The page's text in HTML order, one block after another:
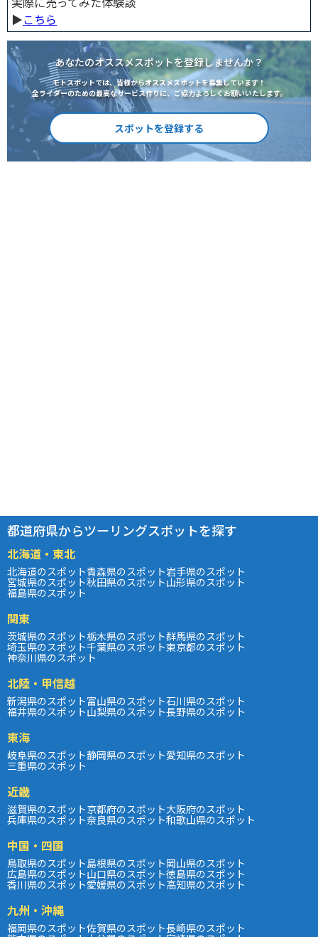
▶︎こちら
あなたのオススメスポットを登録しませんか？
モトスポットでは、皆様からオススメスポットを募集しています！
全ライダーのための最高なサービス作りに、ご協力よろしくお願いいたします。
スポットを登録する
都道府県からツーリングスポットを探す
北海道・東北
北海道のスポット青森県のスポット岩手県のスポット
宮城県のスポット秋田県のスポット山形県のスポット
福島県のスポット
関東
茨城県のスポット栃木県のスポット群馬県のスポット
埼玉県のスポット千葉県のスポット東京都のスポット
神奈川県のスポット
北陸・甲信越
新潟県のスポット富山県のスポット石川県のスポット
福井県のスポット山梨県のスポット長野県のスポット
東海
岐阜県のスポット静岡県のスポット愛知県のスポット
三重県のスポット
近畿
滋賀県のスポット京都府のスポット大阪府のスポット
兵庫県のスポット奈良県のスポット和歌山県のスポット
中国・四国
鳥取県のスポット島根県のスポット岡山県のスポット
広島県のスポット山口県のスポット徳島県のスポット
香川県のスポット愛媛県のスポット高知県のスポット
九州・沖縄
福岡県のスポット佐賀県のスポット長崎県のスポット